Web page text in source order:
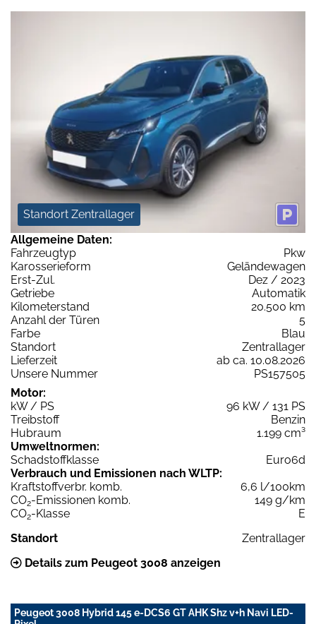
Standort Zentrallager
Allgemeine Daten:
Fahrzeugtyp
Pkw
Karosserieform
Geländewagen
Erst-Zul.
Dez / 2023
Getriebe
Automatik
Kilometerstand
20.500 km
Anzahl der Türen
5
Farbe
Blau
Standort
Zentrallager
Lieferzeit
ab ca. 10.08.2026
Unsere Nummer
PS157505
Motor:
kW / PS
96 kW / 131 PS
Treibstoff
Benzin
Hubraum
1.199 cm³
Umweltnormen:
Schadstoffklasse
Euro6d
Verbrauch und Emissionen nach WLTP:
Kraftstoffverbr. komb.
6,6 l/100km
CO2-Emissionen komb.
149 g/km
CO2-Klasse
E
Standort
Zentrallager
Details zum Peugeot 3008 anzeigen
Peugeot 3008 Hybrid 145 e-DCS6 GT AHK Shz v+h Navi LED-